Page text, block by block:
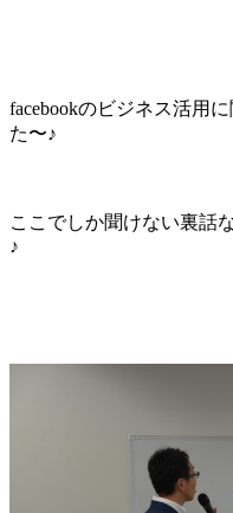
facebookのビジネス活用
た〜♪
ここでしか聞けない裏話
♪